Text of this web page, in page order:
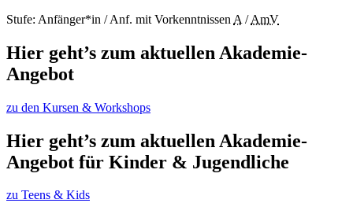
Stufe: Anfänger*in / Anf. mit Vorkenntnissen A /AmV
Hier geht’s zum aktuellen Akademie-
Angebot
zu den Kursen & Workshops
Hier geht’s zum aktuellen Akademie-
Angebot für Kinder & Jugendliche
zu Teens & Kids